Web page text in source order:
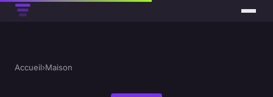
Accueil›Maison